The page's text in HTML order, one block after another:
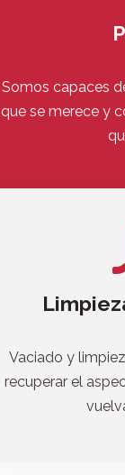
Somos capaces
que se merece y
Vaciado y
recuperar el